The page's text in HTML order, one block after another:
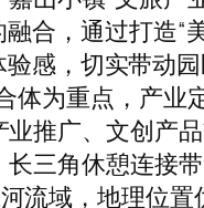
合，通过打造“
验感，切实带动
体为重点，产业
推广、文创产
三角休憩连接
流域，地理位